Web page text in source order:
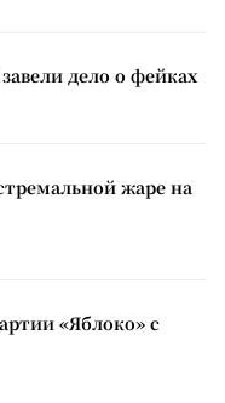
дело о фейках
жаре на
«Яблоко» с